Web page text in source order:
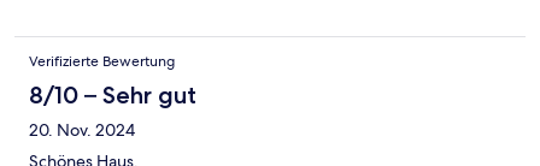
Verifizierte Bewertung
8/10 – Sehr gut
20. Nov. 2024
Schönes Haus.